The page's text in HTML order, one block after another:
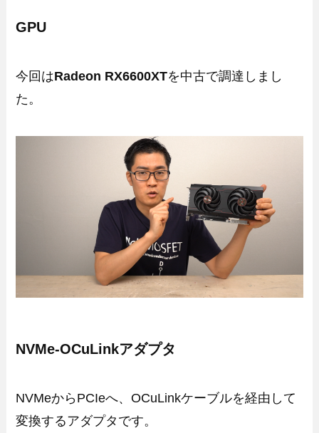
GPU
今回はRadeon RX6600XTを中古で調達しまし
た。
NVMe-OCuLinkアダプタ
NVMeからPCIeへ、OCuLinkケーブルを経由して
変換するアダプタです。